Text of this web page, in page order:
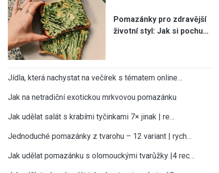
Pomazánky pro zdravější
životní styl: Jak si pochu…
Jídla, která nachystat na večírek s tématem online…
Jak na netradiční exotickou mrkvovou pomazánku
Jak udělat salát s krabími tyčinkami 7× jinak | re…
Jednoduché pomazánky z tvarohu – 12 variant | rych…
Jak udělat pomazánku s olomouckými tvarůžky |4 rec…